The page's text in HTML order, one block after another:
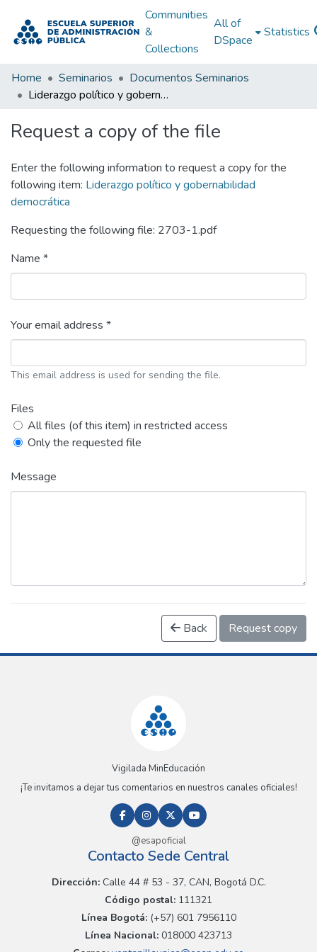
Communities
&
Collections
All of
DSpace
Statistics
Home Seminarios
Documentos Seminarios
Liderazgo político y gobernabilidad democrática
Request a copy of the file
Enter the following information to request a copy for the
following item: Liderazgo político y gobernabilidad
democrática
Requesting the following file: 2703-1.pdf
Name *
Your email address *
This email address is used for sending the file.
Files
All files (of this item) in restricted access
Only the requested file
Message
Back Request copy
Vigilada MinEducación
¡Te invitamos a dejar tus comentarios en nuestros canales oficiales!
@esapoficial
Contacto Sede Central
Dirección:Calle 44 # 53 - 37, CAN, Bogotá D.C.
Código postal: 111321
Línea Bogotá:(+57) 601 7956110
Línea Nacional: 018000 423713